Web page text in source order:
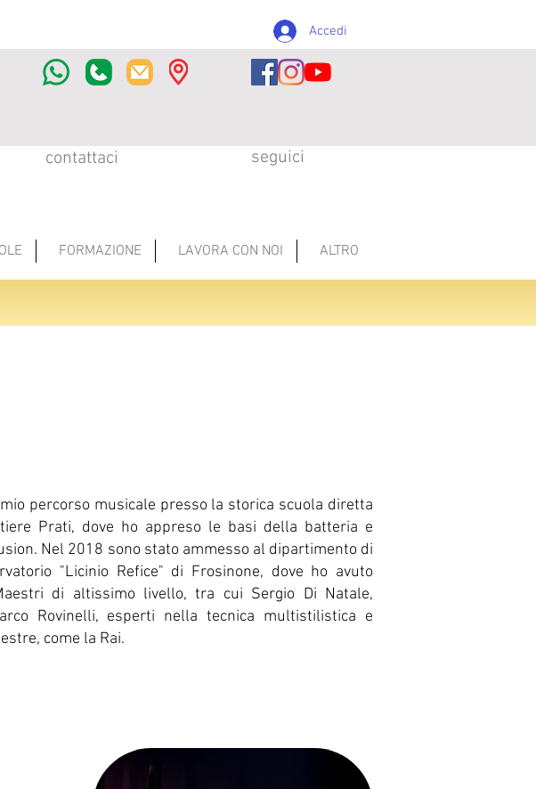
Accedi
seguici
contattaci
FORMAZIONE LAVORA CON NOI ALTRO
percorso musicale presso la storica scuola diretta
Prati, dove ho appreso le basi della batteria e
Nel 2018 sono stato ammesso al dipartimento di
"Licinio Refice" di Frosinone, dove ho avuto
di altissimo livello, tra cui Sergio Di Natale,
Rovinelli, esperti nella tecnica multistilistica e
come la Rai.